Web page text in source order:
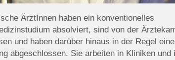
ÄrztInnen haben ein konventionelles
absolviert, sind von der
und haben darüber hinaus in der Regel eine
abgeschlossen. Sie arbeiten in Kliniken und